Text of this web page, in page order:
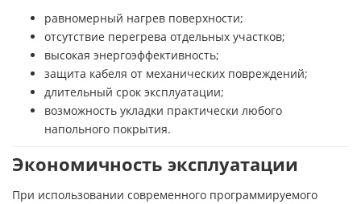
равномерный нагрев поверхности;
отсутствие перегрева отдельных участков;
высокая энергоэффективность;
защита кабеля от механических повреждений;
длительный срок эксплуатации;
возможность укладки практически любого
напольного покрытия.
Экономичность эксплуатации
При использовании современного программируемого